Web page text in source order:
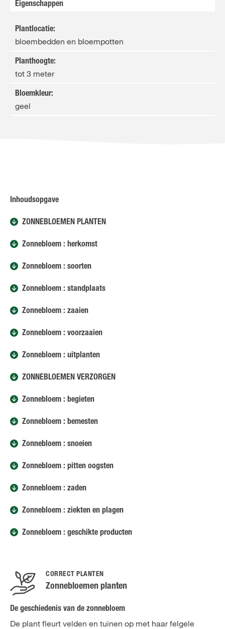
Eigenschappen
Plantlocatie:
bloembedden en bloempotten
Planthoogte:
tot 3 meter
Bloemkleur:
geel
Inhoudsopgave
ZONNEBLOEMEN PLANTEN
Zonnebloem : herkomst
Zonnebloem : soorten
Zonnebloem : standplaats
Zonnebloem : zaaien
Zonnebloem : voorzaaien
Zonnebloem : uitplanten
ZONNEBLOEMEN VERZORGEN
Zonnebloem : begieten
Zonnebloem : bemesten
Zonnebloem : snoeien
Zonnebloem : pitten oogsten
Zonnebloem : zaden
Zonnebloem : ziekten en plagen
Zonnebloem : geschikte producten
CORRECT PLANTEN
Zonnebloemen planten
De geschiedenis van de zonnebloem
De plant fleurt velden en tuinen op met haar felgele